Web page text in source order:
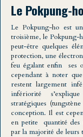
Le Pokpung-ho
Le Pokpung-ho est
troisième, le Pokpung-
peut-être quelques
protection, une
feu égalant enfin ses
cependant à noter
restent largement
infériorité
stratégiques
conception. Il est
en petite quantité des
par la majorité de leurs